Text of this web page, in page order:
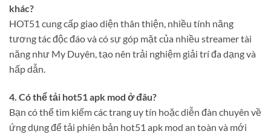
khác?
HOT51 cung cấp giao diện thân thiện, nhiều tính năng
tương tác độc đáo và có sự góp mặt của nhiều streamer tài
năng như My Duyên, tạo nên trải nghiệm giải trí đa dạng và
hấp dẫn.
4. Có thể tải hot51 apk mod ở đâu?
Bạn có thể tìm kiếm các trang uy tín hoặc diễn đàn chuyên về
ứng dụng để tải phiên bản hot51 apk mod an toàn và mới